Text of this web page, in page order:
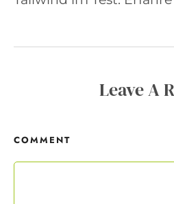
Leave A
COMMENT
ich wie ein rohes Ei und gemäß der